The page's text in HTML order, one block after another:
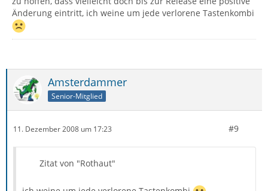
Änderung eintritt, ich weine um jede verlorene Tastenkombi
Amsterdammer
Senior-Mitglied
11. Dezember 2008 um 17:23 #9
Zitat von "Rothaut"